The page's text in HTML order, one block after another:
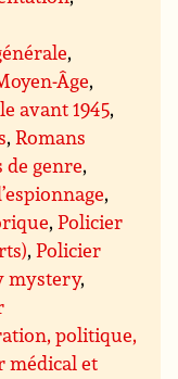
,
Âge,
avant 1945,
,Romans
de genre,
,
,Policier
,Policier
mystery,
politique,
et